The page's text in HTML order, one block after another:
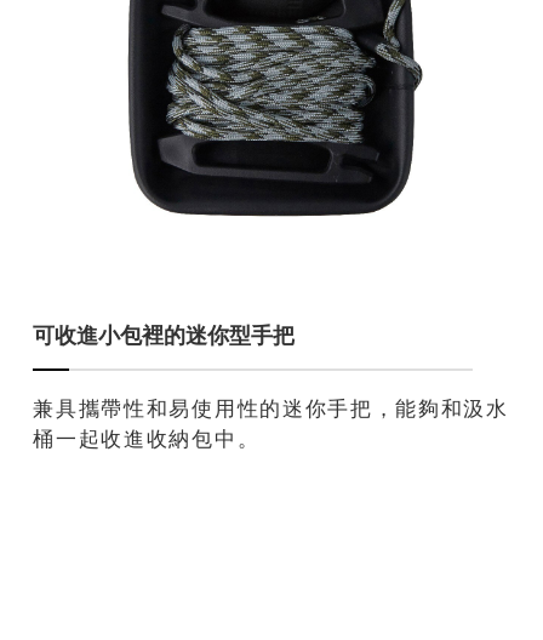
可收進小包裡的迷你型手把
兼具攜帶性和易使用性的迷你手把，能夠和汲水
桶一起收進收納包中。